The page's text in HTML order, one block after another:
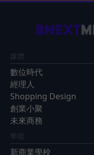
媒體
數位時代
經理人
Shopping Design
創業小聚
未來商務
學習
新商業學校